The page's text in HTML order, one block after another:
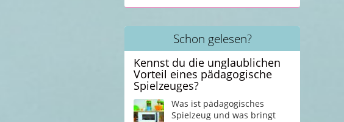
Schon gelesen?
Kennst du die unglaublichen
Vorteil eines pädagogische
Spielzeuges?
Was ist pädagogisches
Spielzeug und was bringt